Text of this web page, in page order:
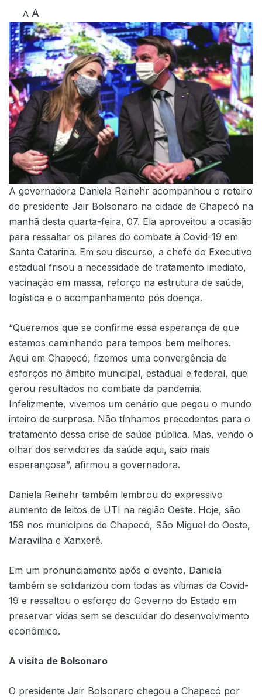
A A
A governadora Daniela Reinehr acompanhou o roteiro
do presidente Jair Bolsonaro na cidade de Chapecó na
manhã desta quarta-feira, 07. Ela aproveitou a ocasião
para ressaltar os pilares do combate à Covid-19 em
Santa Catarina. Em seu discurso, a chefe do Executivo
estadual frisou a necessidade de tratamento imediato,
vacinação em massa, reforço na estrutura de saúde,
logística e o acompanhamento pós doença.
“Queremos que se confirme essa esperança de que
estamos caminhando para tempos bem melhores.
Aqui em Chapecó, fizemos uma convergência de
esforços no âmbito municipal, estadual e federal, que
gerou resultados no combate da pandemia.
Infelizmente, vivemos um cenário que pegou o mundo
inteiro de surpresa. Não tínhamos precedentes para o
tratamento dessa crise de saúde pública. Mas, vendo o
olhar dos servidores da saúde aqui, saio mais
esperançosa”, afirmou a governadora.
Daniela Reinehr também lembrou do expressivo
aumento de leitos de UTI na região Oeste. Hoje, são
159 nos municípios de Chapecó, São Miguel do Oeste,
Maravilha e Xanxerê.
Em um pronunciamento após o evento, Daniela
também se solidarizou com todas as vítimas da Covid-
19 e ressaltou o esforço do Governo do Estado em
preservar vidas sem se descuidar do desenvolvimento
econômico.
A visita de Bolsonaro
O presidente Jair Bolsonaro chegou a Chapecó por